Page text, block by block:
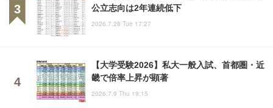
公立志向は2年連続低下
2026.7.28 Tue 17:27
【大学受験2026】私大一般入試、首都圏・近
畿で倍率上昇が顕著
2026.7.9 Thu 19:15